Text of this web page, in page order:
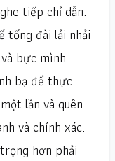
tiếp chỉ dẫn.
tổng đài lải nhải
bực mình.
bạ để thực
lần và quên
và chính xác.
hơn phải